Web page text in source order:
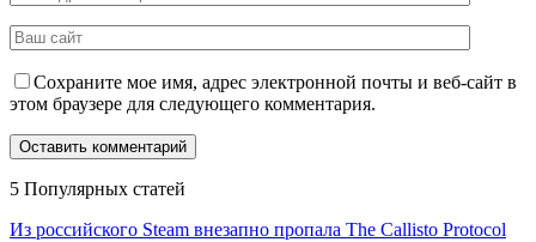
Сохраните мое имя, адрес электронной почты и веб-сайт в
этом браузере для следующего комментария.
5 Популярных статей
Из российского Steam внезапно пропала The Callisto Protocol